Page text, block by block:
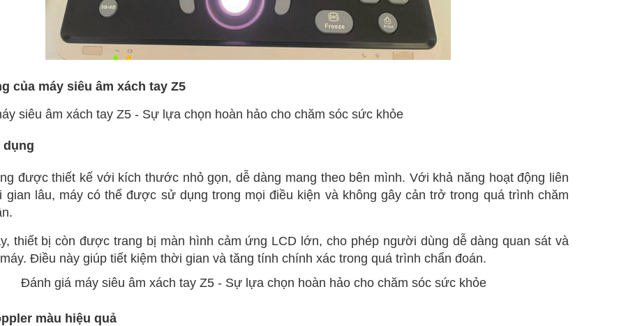
của máy siêu âm xách tay Z5
dụng
được thiết kế với kích thước nhỏ gọn, dễ dàng mang theo bên mình. Với khả năng hoạt động liên
gian lâu, máy có thể được sử dụng trong mọi điều kiện và không gây cản trở trong quá trình chăm
thiết bị còn được trang bị màn hình cảm ứng LCD lớn, cho phép người dùng dễ dàng quan sát và
Điều này giúp tiết kiệm thời gian và tăng tính chính xác trong quá trình chẩn đoán.
màu hiệu quả